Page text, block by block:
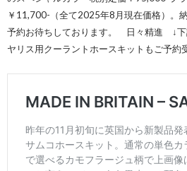
￥11,700-（全て2025年8月現在価格）。
予約お待ちしております。 日々精進 ↓下
ヤリス用クーラントホースキットもご予約